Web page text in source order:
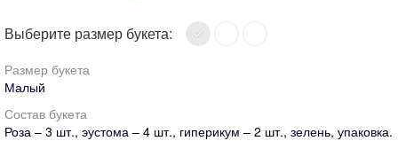
Выберите размер букета:
Размер букета
Малый
Состав букета
Роза – 3 шт., эустома – 4 шт., гиперикум – 2 шт., зелень, упаковка.